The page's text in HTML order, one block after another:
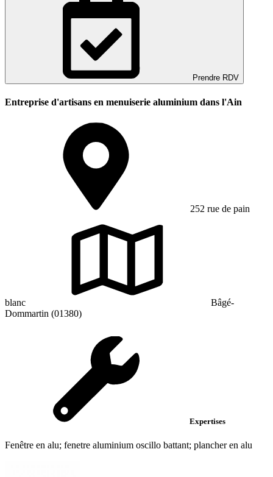
Prendre RDV
Entreprise d'artisans en menuiserie aluminium dans l'Ain
252 rue de pain
blanc
Bâgé-
Dommartin (01380)
Expertises
Fenêtre en alu; fenetre aluminium oscillo battant; plancher en alu